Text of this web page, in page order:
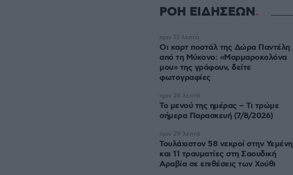
ΡΟΗ ΕΙΔΗΣΕΩΝ
Οι καρτ ποστάλ της Δώρα Παντέλη
από τη Μύκονο: «Μαρμαροκολόνα
μου» της γράφουν, δείτε
φωτογραφίες
πριν 13 λεπτά
Το μενού της ημέρας – Τι τρώμε
σήμερα Παρασκευή (7/8/2026)
πριν 26 λεπτά
Τουλάχιστον 58 νεκροί στην Υεμένη
και 11 τραυματίες στη Σαουδική
Αραβία σε επιθέσεις των Χούθι
πριν 29 λεπτά